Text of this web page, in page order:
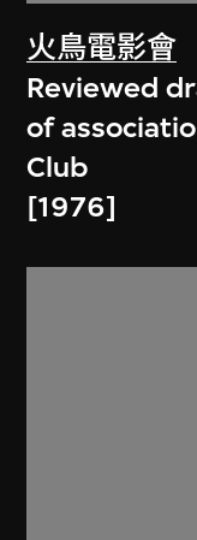
火鳥電影會
Reviewed
of
Club
[1976]